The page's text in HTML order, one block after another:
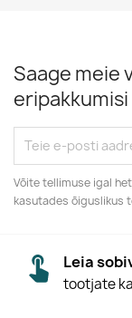
Saage meie
eripakkumisi
Võite tellimuse igal
kasutades õiguslikus
Leia
tootjate